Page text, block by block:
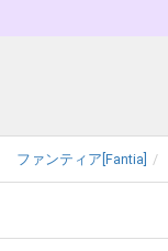
ファンティア[Fantia]